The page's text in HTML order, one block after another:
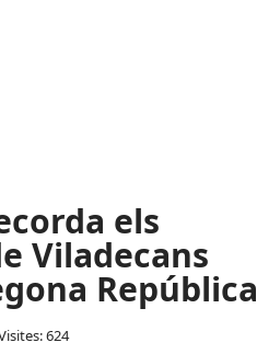
els
Viladecans
República
624